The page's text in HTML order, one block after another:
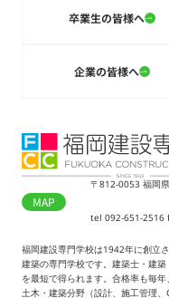
卒業生の皆様へ
企業の皆様へ
〒812-0053 福岡
MAP
tel 092-651-2516
福岡建設専門学校は1942年に創立
建築の専門学校です。建築士・建
を最短で得られます。合格率も毎年
土木・建築分野（設計、施工管理